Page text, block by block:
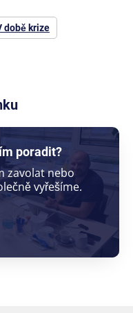
době krize
poradit?
zavolat nebo
vyřešíme.